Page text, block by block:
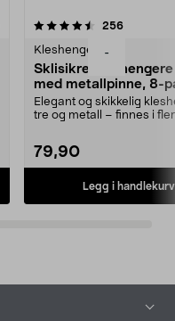
-
256
Kleshengere
Sklisikre
med metallpinne, 8-
Elegant og skikkelig
tre og metall – finnes i
79,90
Legg i handlekurv
4.5av 5 stjerner